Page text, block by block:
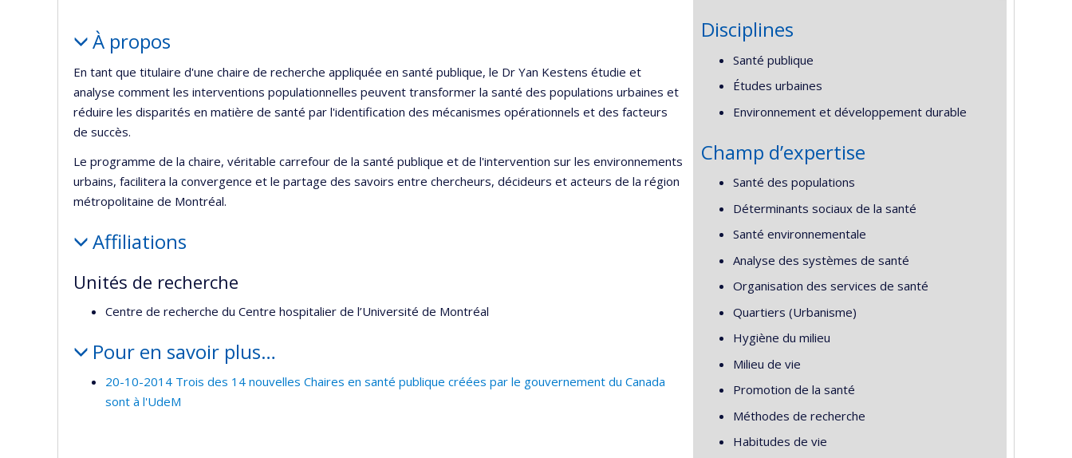
Portrait
À propos
En tant que titulaire d'une chaire de recherche appliquée en santé publique, le Dr Yan Kestens étudie et
analyse comment les interventions populationnelles peuvent transformer la santé des populations urbaines et
réduire les disparités en matière de santé par l'identification des mécanismes opérationnels et des facteurs
de succès.
Le programme de la chaire, véritable carrefour de la santé publique et de l'intervention sur les environnements
urbains, facilitera la convergence et le partage des savoirs entre chercheurs, décideurs et acteurs de la région
métropolitaine de Montréal.
Affiliations
Unités de recherche
Centre de recherche du Centre hospitalier de l’Université de Montréal
Pour en savoir plus…
20-10-2014 Trois des 14 nouvelles Chaires en santé publique créées par le gouvernement du Canada
sont à l'UdeM
Disciplines
Santé publique
Études urbaines
Environnement et développement durable
Champ d’expertise
Santé des populations
Déterminants sociaux de la santé
Santé environnementale
Analyse des systèmes de santé
Organisation des services de santé
Quartiers (Urbanisme)
Hygiène du milieu
Milieu de vie
Promotion de la santé
Méthodes de recherche
Habitudes de vie